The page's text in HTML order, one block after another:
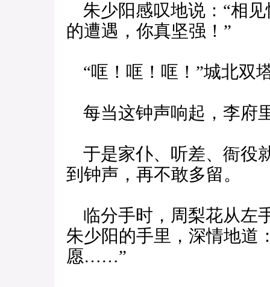
朱少阳感叹地说：“相
的遭遇，你真坚强！”
“哐！哐！哐！”城北双
每当这钟声响起，李府
于是家仆、听差、衙役
到钟声，再不敢多留。
临分手时，周梨花从左
朱少阳的手里，深情地道
愿……”